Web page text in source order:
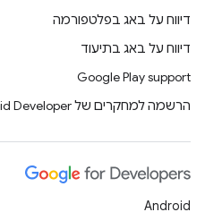
דיווח על באג בפלטפורמה
דיווח על באג בתיעוד
Google Play support
הרשמה למחקרים של Android Developer
Android